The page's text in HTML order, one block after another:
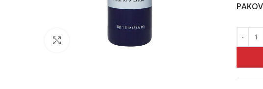
Click to enlarge